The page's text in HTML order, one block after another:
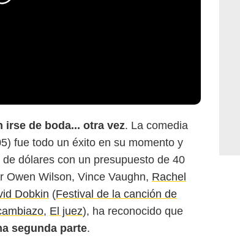
irse de boda... otra vez. La comedia
fue todo un éxito en su momento y
dólares con un presupuesto de 40
Owen Wilson, Vince Vaughn, Rachel
Dobkin (Festival de la canción de
, El juez), ha reconocido que
segunda parte.